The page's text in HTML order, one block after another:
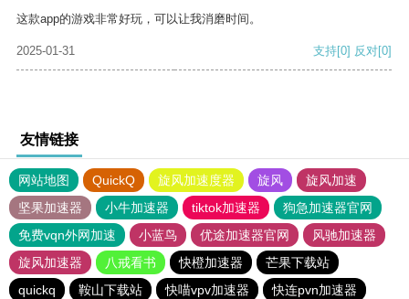
这款app的游戏非常好玩，可以让我消磨时间。
2025-01-31 支持[0] 反对[0]
友情链接
网站地图 QuickQ 旋风加速度器 旋风
旋风加速
坚果加速器
小牛加速器 tiktok加速器
狗急加速器官网
免费vqn外网加速
小蓝鸟 优途加速器官网
风驰加速器
旋风加速器
八戒看书 快橙加速器
芒果下载站
quickq
鞍山下载站 快喵vpv加速器
快连pvn加速器